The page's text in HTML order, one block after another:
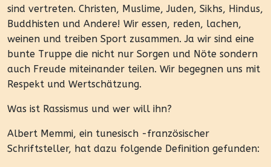
sind vertreten. Christen, Muslime, Juden, Sikhs, Hindus,
Buddhisten und Andere! Wir essen, reden, lachen,
weinen und treiben Sport zusammen. Ja wir sind eine
bunte Truppe die nicht nur Sorgen und Nöte sondern
auch Freude miteinander teilen. Wir begegnen uns mit
Respekt und Wertschätzung.
Was ist Rassismus und wer will ihn?
Albert Memmi, ein tunesisch -französischer
Schriftsteller, hat dazu folgende Definition gefunden: